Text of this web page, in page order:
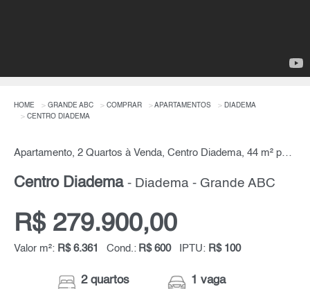
HOME GRANDE ABC COMPRAR APARTAMENTOS
DIADEMA
CENTRO DIADEMA
Apartamento, 2 Quartos à Venda, Centro Diadema, 44 m² por R$ 279.900,00
Centro Diadema - Diadema - Grande ABC
R$ 279.900,00
Valor m²: R$ 6.361 Cond.: R$ 600 IPTU: R$ 100
2 quartos 1 vaga